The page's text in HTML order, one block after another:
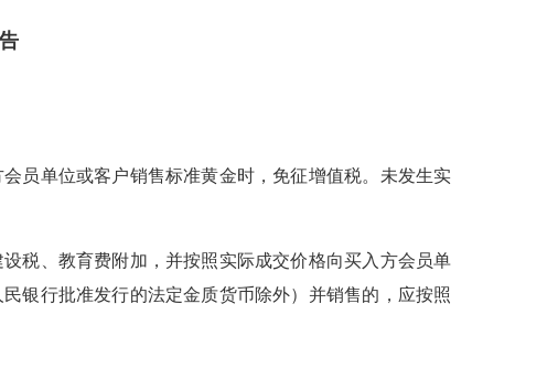
单位或客户销售标准黄金时，免征增值税。未发生实
、教育费附加，并按照实际成交价格向买入方会员单
银行批准发行的法定金质货币除外）并销售的，应按照